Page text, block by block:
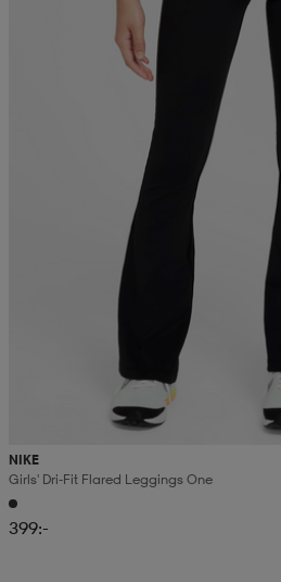
NIKE
Girls' Dri-Fit Flared Leggings One
399:-